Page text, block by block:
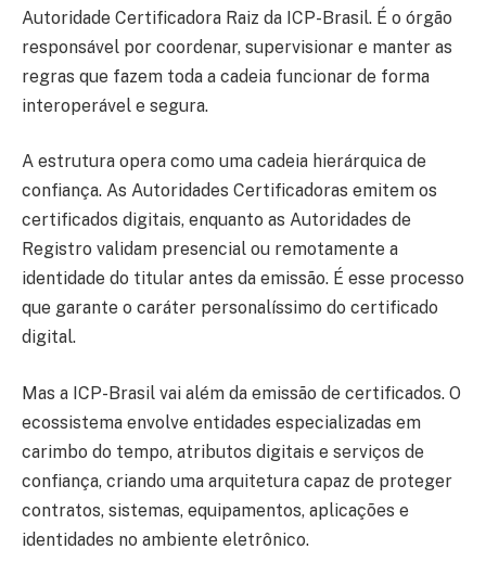
Autoridade Certificadora Raiz da ICP-Brasil. É o órgão
responsável por coordenar, supervisionar e manter as
regras que fazem toda a cadeia funcionar de forma
interoperável e segura.
A estrutura opera como uma cadeia hierárquica de
confiança. As Autoridades Certificadoras emitem os
certificados digitais, enquanto as Autoridades de
Registro validam presencial ou remotamente a
identidade do titular antes da emissão. É esse processo
que garante o caráter personalíssimo do certificado
digital.
Mas a ICP-Brasil vai além da emissão de certificados. O
ecossistema envolve entidades especializadas em
carimbo do tempo, atributos digitais e serviços de
confiança, criando uma arquitetura capaz de proteger
contratos, sistemas, equipamentos, aplicações e
identidades no ambiente eletrônico.